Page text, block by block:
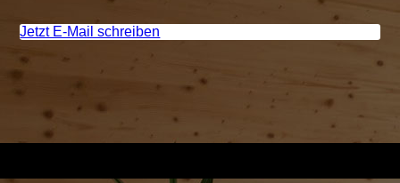
Jetzt E-Mail schreiben